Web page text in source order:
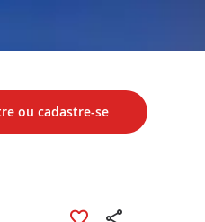
ou cadastre-se